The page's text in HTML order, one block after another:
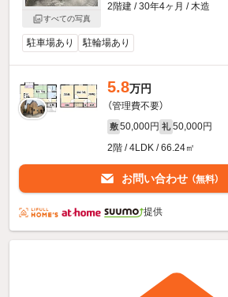
すべての写真
2階建 / 30年4ヶ月 / 木造
駐車場あり 駐輪場あり
5.8万円
（管理費不要）
敷 50,000円 礼 50,000円
2階 / 4LDK / 66.24㎡
お問い合わせ （無料）
提供